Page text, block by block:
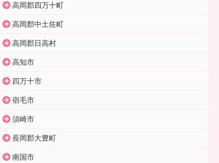
高岡郡四万十町
高岡郡中土佐町
高岡郡日高村
高知市
四万十市
宿毛市
須崎市
長岡郡大豊町
南国市